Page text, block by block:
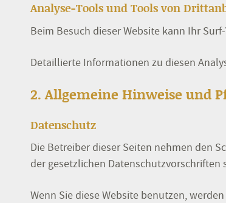
Analyse-Tools und Tools von
Beim Besuch dieser Website kann Ihr
Detaillierte Informationen zu diesen
2. Allgemeine Hinweise und
Datenschutz
Die Betreiber dieser Seiten nehmen den
der gesetzlichen
Wenn Sie diese Website benutzen,